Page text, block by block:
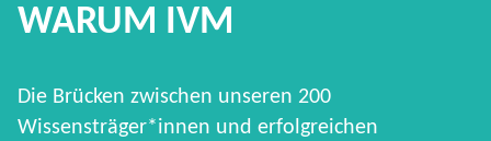
WARUM IVM
Die Brücken zwischen unseren 200
Wissensträger*innen und erfolgreichen